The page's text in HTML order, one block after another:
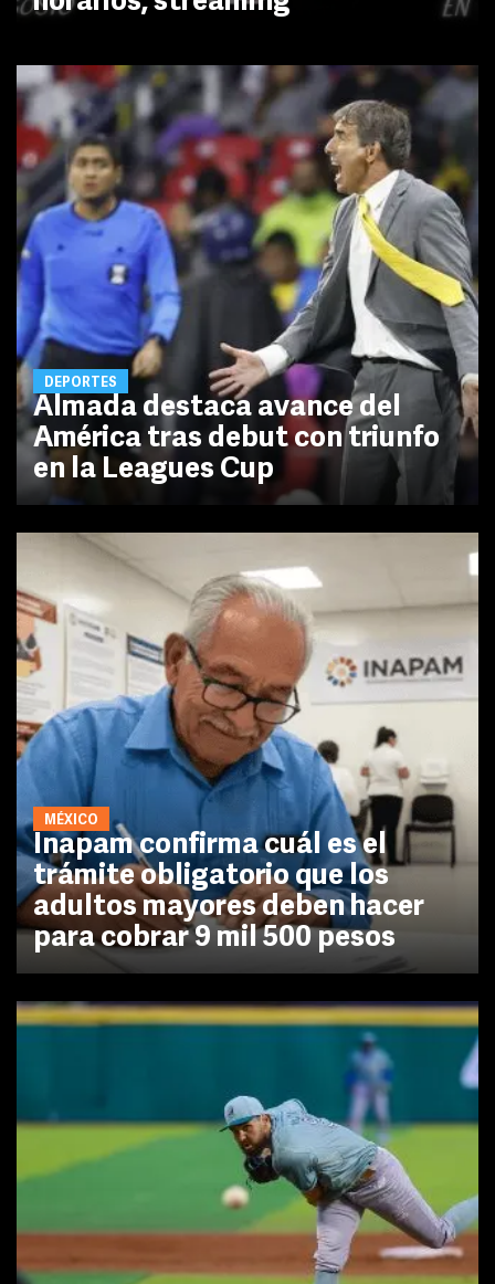
DEPORTES
Almada destaca avance del
América tras debut con triunfo
en la Leagues Cup
MÉXICO
Inapam confirma cuál es el
trámite obligatorio que los
adultos mayores deben hacer
para cobrar 9 mil 500 pesos